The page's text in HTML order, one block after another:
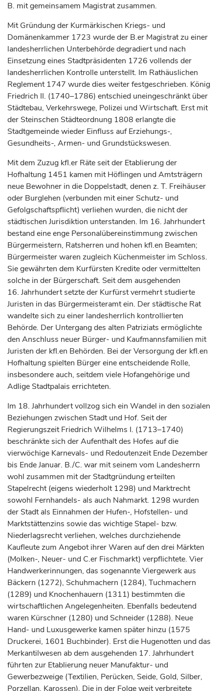
B. mit gemeinsamem Magistrat zusammen.
Mit Gründung der Kurmärkischen Kriegs- und
Domänenkammer 1723 wurde der B.er Magistrat zu einer
landesherrlichen Unterbehörde degradiert und nach
Einsetzung eines Stadtpräsidenten 1726 vollends der
landesherrlichen Kontrolle unterstellt. Im Rathäuslichen
Reglement 1747 wurde dies weiter festgeschrieben. König
Friedrich II. (1740–1786) entschied uneingeschränkt über
Städtebau, Verkehrswege, Polizei und Wirtschaft. Erst mit
der Steinschen Städteordnung 1808 erlangte die
Stadtgemeinde wieder Einfluss auf Erziehungs-,
Gesundheits-, Armen- und Grundstückswesen.
Mit dem Zuzug kfl.er Räte seit der Etablierung der
Hofhaltung 1451 kamen mit Höflingen und Amtsträgern
neue Bewohner in die Doppelstadt, denen z. T. Freihäuser
oder Burglehen (verbunden mit einer Schutz- und
Gefolgschaftspflicht) verliehen wurden, die nicht der
städtischen Jurisdiktion unterstanden. Im 16. Jahrhundert
bestand eine enge Personalübereinstimmung zwischen
Bürgermeistern, Ratsherren und hohen kfl.en Beamten;
Bürgermeister waren zugleich Küchenmeister im Schloss.
Sie gewährten dem Kurfürsten Kredite oder vermittelten
solche in der Bürgerschaft. Seit dem ausgehenden
16. Jahrhundertsetzte der Kurfürstvermehrt studierte
Juristen in das Bürgermeisteramt ein. Der städtische Rat
wandelte sich zu einer landesherrlich kontrollierten
Behörde. Der Untergang des alten Patriziats ermöglichte
den Anschluss neuer Bürger- und Kaufmannsfamilien mit
Juristen der kfl.en Behörden. Bei der Versorgung der kfl.en
Hofhaltung spielten Bürger eine entscheidende Rolle,
insbesondere auch, seitdem viele Hofangehörige und
Adlige Stadtpalais errichteten.
Im 18. Jahrhundertvollzog sich ein Wandel in den sozialen
Beziehungen zwischen Stadt und Hof. Seit der
Regierungszeit Friedrich Wilhelms I. (1713–1740)
beschränkte sich der Aufenthalt des Hofes auf die
vierwöchige Karnevals- und Redoutenzeit Ende Dezember
bis Ende Januar. B./C. war mit seinem vom Landesherrn
wohl zusammen mit der Stadtgründung erteilten
Stapelrecht (eigens wiederholt 1298) und Marktrecht
sowohl Fernhandels- als auch Nahmarkt. 1298 wurden
der Stadt als Einnahmen der Hufen-, Hofstellen- und
Marktstättenzins sowie das wichtige Stapel- bzw.
Niederlagsrecht verliehen, welches durchziehende
Kaufleute zum Angebot ihrerWaren auf den drei Märkten
(Molken-, Neuer- und C.er Fischmarkt) verpflichtete. Vier
Handwerkerinnungen, das sogenannte Viergewerk aus
Bäckern (1272), Schuhmachern (1284), Tuchmachern
(1289) und Knochenhauern (1311) bestimmten die
wirtschaftlichen Angelegenheiten. Ebenfalls bedeutend
waren Kürschner (1280) und Schneider (1288). Neue
Hand- und Luxusgewerke kamen später hinzu (1575
Druckerei, 1601 Buchbinder). Erst die Hugenotten und das
Merkantilwesen ab dem ausgehenden 17. Jahrhundert
führten zur Etablierung neuer Manufaktur- und
Gewerbezweige (Textilien, Perücken, Seide, Gold, Silber,
Porzellan, Karossen). Die in der Folge weit verbreitete